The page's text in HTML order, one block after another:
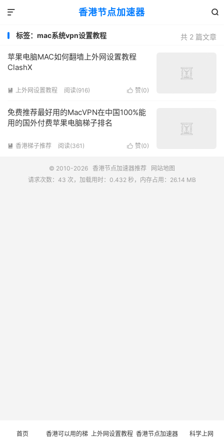
香港节点加速器 

共 2 篇文章
标签：mac系统vpn设置教程
苹果电脑MAC如何翻墙上外网设置教程
ClashX
 赞(0)
 上外网设置教程 阅读(916)
免费推荐最好用的MacVPN在中国100%能
用的国外付费苹果电脑梯子排名
 赞(0)
 香港梯子推荐 阅读(361)
© 2010-2026 香港节点加速器推荐
网站地图
请求次数：43 次，加载用时：0.432 秒，内存占用：26.14 MB
首页 香港可以用的梯 上外网设置教程 香港节点加速器 科学上网